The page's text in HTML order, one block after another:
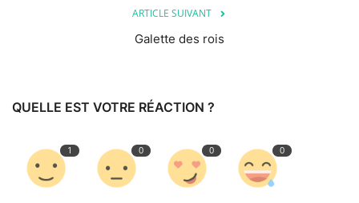
ARTICLE SUIVANT
Galette des rois
QUELLE EST VOTRE RÉACTION ?
1 0 0 0